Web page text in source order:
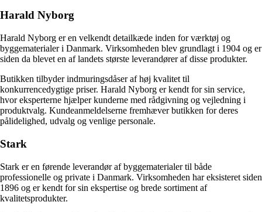
Harald Nyborg
Harald Nyborg er en velkendt detailkæde inden for værktøj og
byggematerialer i Danmark. Virksomheden blev grundlagt i 1904 og er
siden da blevet en af landets største leverandører af disse produkter.
Butikken tilbyder indmuringsdåser af høj kvalitet til
konkurrencedygtige priser. Harald Nyborg er kendt for sin service,
hvor eksperterne hjælper kunderne med rådgivning og vejledning i
produktvalg. Kundeanmeldelserne fremhæver butikken for deres
pålidelighed, udvalg og venlige personale.
Stark
Stark er en førende leverandør af byggematerialer til både
professionelle og private i Danmark. Virksomheden har eksisteret siden
1896 og er kendt for sin ekspertise og brede sortiment af
kvalitetsprodukter.